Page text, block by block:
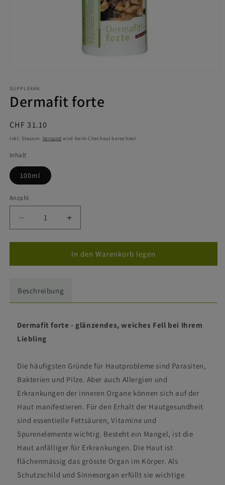
in
Modal
öffnen
SUPPLEXAN
Dermafit forte
Normaler
Preis
CHF 31.10
Inkl. Steuern. Versand wird beim Checkout berechnet
Inhalt
100ml
Anzahl
Verringere
die
Menge
Dermafit
Erhöhe
die
Menge
für
Dermafit
In den Warenkorb legen
Beschreibung
Dermafit forte - glänzendes, weiches Fell bei Ihrem
Liebling
Die häufigsten Gründe für Hautprobleme sind Parasiten,
Bakterien und Pilze. Aber auch Allergien und
Erkrankungen der inneren Organe können sich auf der
Haut manifestieren. Für den Erhalt der Hautgesundheit
sind essentielle Fettsäuren, Vitamine und
Spurenelemente wichtig. Besteht ein Mangel, ist die
Haut anfälliger für Erkrankungen. Die Haut ist
flächenmässig das grösste Organ im Körper. Als
Schutzschild und Sinnesorgan erfüllt sie wichtige